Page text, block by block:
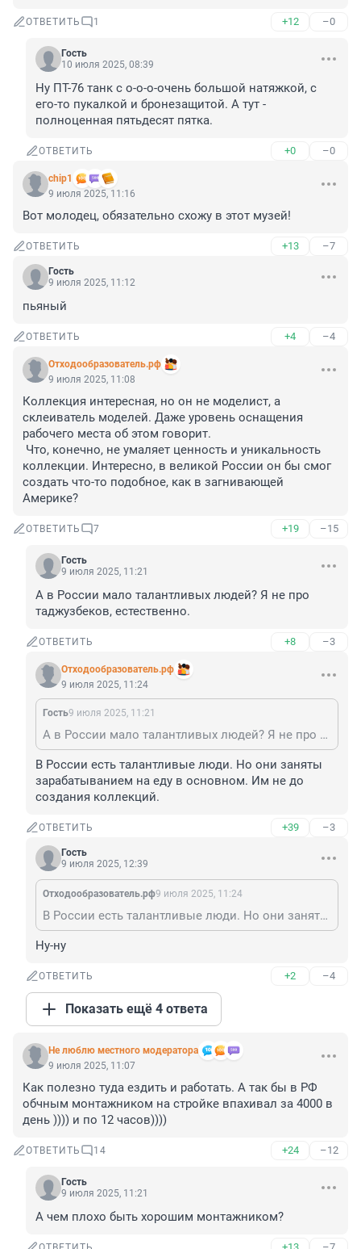
ОТВЕТИТЬ 1 +12 –0
Гость
10 июля 2025, 08:39
Ну ПТ-76 танк с о-о-о-очень большой натяжкой, с
его-то пукалкой и бронезащитой. А тут -
полноценная пятьдесят пятка.
ОТВЕТИТЬ +0 –0
chip1
9 июля 2025, 11:16
Вот молодец, обязательно схожу в этот музей!
ОТВЕТИТЬ +13 –7
Гость
9 июля 2025, 11:12
пьяный
ОТВЕТИТЬ +4 –4
Отходообразователь.рф
9 июля 2025, 11:08
Коллекция интересная, но он не моделист, а
склеиватель моделей. Даже уровень оснащения
рабочего места об этом говорит.
Что, конечно, не умаляет ценность и уникальность
коллекции. Интересно, в великой России он бы смог
создать что-то подобное, как в загнивающей
Америке?
ОТВЕТИТЬ 7 +19 –15
Гость
9 июля 2025, 11:21
А в России мало талантливых людей? Я не про
таджузбеков, естественно.
ОТВЕТИТЬ +8 –3
Отходообразователь.рф
9 июля 2025, 11:24
Гость9 июля 2025, 11:21
А в России мало талантливых людей? Я не про таджузбеков, естественно.
В России есть талантливые люди. Но они заняты
зарабатыванием на еду в основном. Им не до
создания коллекций.
ОТВЕТИТЬ +39 –3
Гость
9 июля 2025, 12:39
Отходообразователь.рф9 июля 2025, 11:24
В России есть талантливые люди. Но они заняты зарабатыванием на еду в основном. Им не до создания коллекций.
Ну-ну
ОТВЕТИТЬ +2 –4
Показать ещё 4 ответа
Не люблю местного модератора
9 июля 2025, 11:07
Как полезно туда ездить и работать. А так бы в РФ
обчным монтажником на стройке впахивал за 4000 в
день )))) и по 12 часов))))
ОТВЕТИТЬ 14 +24 –12
Гость
9 июля 2025, 11:21
А чем плохо быть хорошим монтажником?